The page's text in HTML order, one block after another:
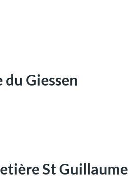
Giessen
St Guillaume